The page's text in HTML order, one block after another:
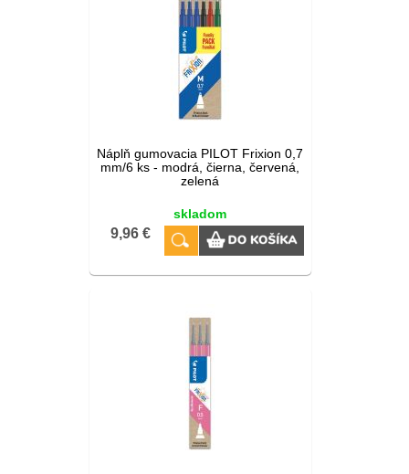
Náplň gumovacia PILOT Frixion 0,7
mm/6 ks - modrá, čierna, červená,
zelená
skladom
9,96 €